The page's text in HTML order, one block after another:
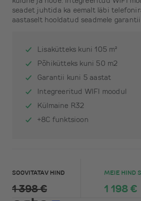
seadet juhtida ka eemalt läbi
aastaselt hooldatud seadmele
Lisakütteks kuni 105 m²
Põhikütteks kuni 50 m2
Garantii kuni 5 aastat
Integreeritud WIFI moodul
Külmaine R32
+8C funktsioon
SOOVITATAV HIND
1 398 €
MEIE HIND
1 198 €